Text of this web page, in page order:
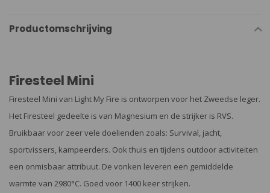
Productomschrijving
Firesteel Mini
Firesteel Mini van Light My Fire is ontworpen voor het Zweedse leger.
Het Firesteel gedeelte is van Magnesium en de strijker is RVS.
Bruikbaar voor zeer vele doelienden zoals: Survival, jacht,
sportvissers, kampeerders. Ook thuis en tijdens outdoor activiteiten
een onmisbaar attribuut. De vonken leveren een gemiddelde
warmte van 2980°C. Goed voor 1400 keer strijken.